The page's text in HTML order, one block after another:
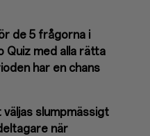
de 5 frågorna i
Quiz med alla rätta
har en chans
slumpmässigt
när